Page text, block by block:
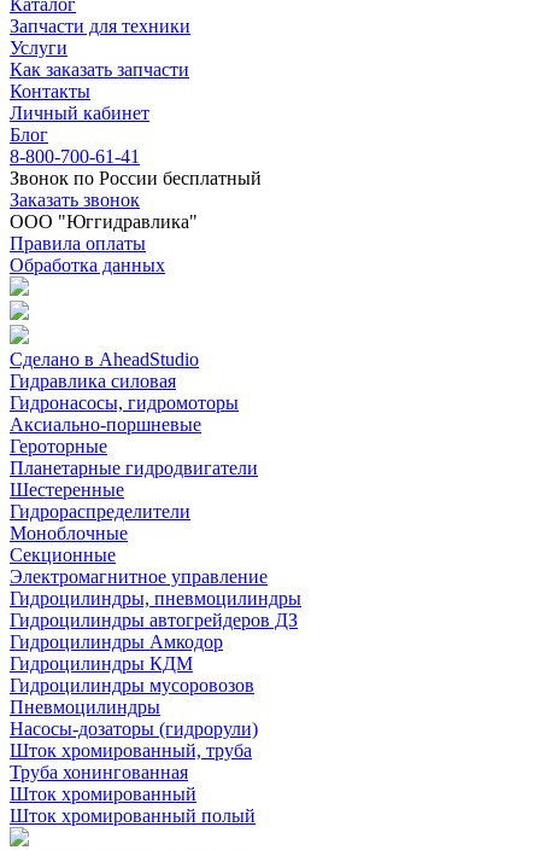
Каталог
Запчасти для техники
Услуги
Как заказать запчасти
Контакты
Личный кабинет
Блог
8-800-700-61-41
Звонок по России бесплатный
Заказать звонок
ООО "Юггидравлика"
Правила оплаты
Обработка данных
Сделано в AheadStudio
Гидравлика силовая
Гидронасосы, гидромоторы
Аксиально-поршневые
Героторные
Планетарные гидродвигатели
Шестеренные
Гидрораспределители
Моноблочные
Секционные
Электромагнитное управление
Гидроцилиндры, пневмоцилиндры
Гидроцилиндры автогрейдеров ДЗ
Гидроцилиндры Амкодор
Гидроцилиндры КДМ
Гидроцилиндры мусоровозов
Пневмоцилиндры
Насосы-дозаторы (гидрорули)
Шток хромированный, труба
Труба хонингованная
Шток хромированный
Шток хромированный полый